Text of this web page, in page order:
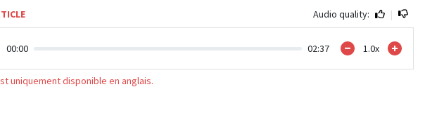
Audio quality: |
00:00 02:37 1.0x
uniquement disponible en anglais.